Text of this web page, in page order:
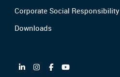
Corporate Social Responsibility
Downloads